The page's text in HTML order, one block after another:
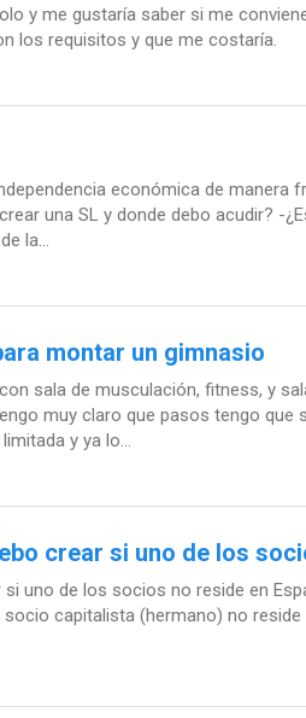
y me gustaría saber si me
los requisitos y que me costaría.
económica de manera
una SL y donde debo acudir? -
la...
montar un gimnasio
sala de musculación, fitness, y
muy claro que pasos tengo que
y ya lo...
crear si uno de los
uno de los socios no reside en
capitalista (hermano) no